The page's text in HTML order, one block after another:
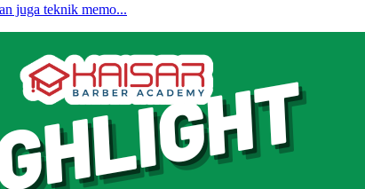
juga teknik memo...